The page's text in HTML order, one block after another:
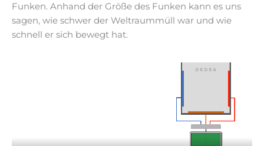
Funken. Anhand der Größe des Funken kann es uns
sagen, wie schwer der Weltraummüll war und wie
schnell er sich bewegt hat.